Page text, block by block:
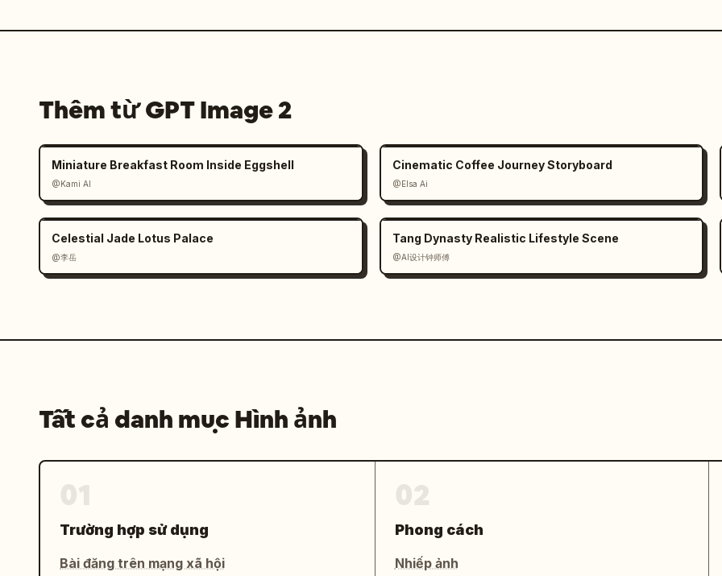
Thêm từ GPT Image 2
Miniature Breakfast Room Inside Eggshell
@Kami AI
Cinematic Coffee Journey Storyboard
@Elsa Ai
Celestial Jade Lotus Palace
@李岳
Tang Dynasty Realistic Lifestyle Scene
@AI设计钟师傅
Tất cả danh mục Hình ảnh
Trường hợp sử dụng
Bài đăng trên mạng xã hội
Phong cách
Nhiếp ảnh